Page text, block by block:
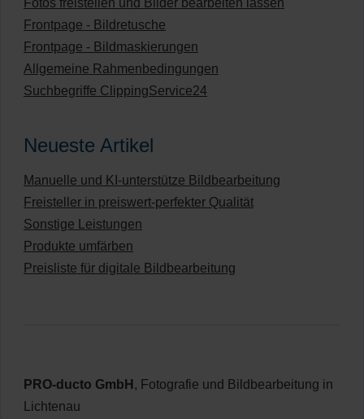
Fotos freistellen und Bilder bearbeiten lassen
Frontpage - Bildretusche
Frontpage - Bildmaskierungen
Allgemeine Rahmenbedingungen
Suchbegriffe ClippingService24
Neueste Artikel
Manuelle und KI-unterstütze Bildbearbeitung
Freisteller in preiswert-perfekter Qualität
Sonstige Leistungen
Produkte umfärben
Preisliste für digitale Bildbearbeitung
PRO-ducto GmbH , Fotografie und Bildbearbeitung in
Lichtenau